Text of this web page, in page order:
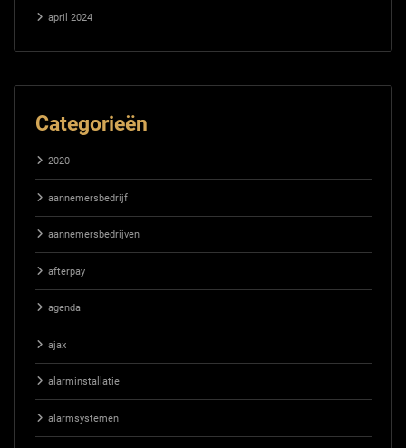
april 2024
Categorieën
2020
aannemersbedrijf
aannemersbedrijven
afterpay
agenda
ajax
alarminstallatie
alarmsystemen